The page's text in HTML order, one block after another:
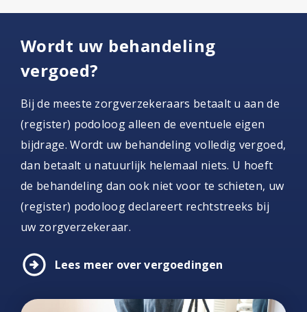
Wordt uw behandeling
vergoed?
Bij de meeste zorgverzekeraars betaalt u aan de
(register) podoloog alleen de eventuele eigen
bijdrage. Wordt uw behandeling volledig vergoed,
dan betaalt u natuurlijk helemaal niets. U hoeft
de behandeling dan ook niet voor te schieten, uw
(register) podoloog declareert rechtstreeks bij
uw zorgverzekeraar.
arrow_circle_right Lees meer over vergoedingen